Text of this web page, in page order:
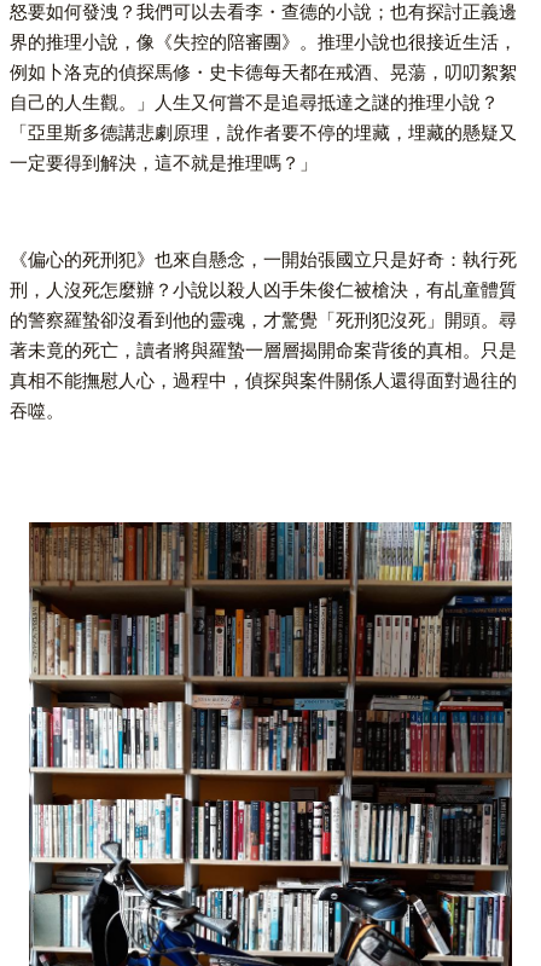
怒要如何發洩？我們可以去看李・查德的小說；也有探討正義邊
界的推理小說，像《失控的陪審團》。推理小說也很接近生活，
例如卜洛克的偵探馬修・史卡德每天都在戒酒、晃蕩，叨叨絮絮
自己的人生觀。」人生又何嘗不是追尋抵達之謎的推理小說？
「亞里斯多德講悲劇原理，說作者要不停的埋藏，埋藏的懸疑又
一定要得到解決，這不就是推理嗎？」
《偏心的死刑犯》也來自懸念，一開始張國立只是好奇：執行死
刑，人沒死怎麼辦？小說以殺人凶手朱俊仁被槍決，有乩童體質
的警察羅蟄卻沒看到他的靈魂，才驚覺「死刑犯沒死」開頭。尋
著未竟的死亡，讀者將與羅蟄一層層揭開命案背後的真相。只是
真相不能撫慰人心，過程中，偵探與案件關係人還得面對過往的
吞噬。